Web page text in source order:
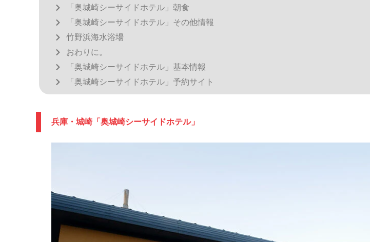
「奥城崎シーサイドホテル」朝食
「奥城崎シーサイドホテル」その他情報
竹野浜海水浴場
おわりに。
「奥城崎シーサイドホテル」基本情報
「奥城崎シーサイドホテル」予約サイト
兵庫・城崎「奥城崎シーサイドホテル」